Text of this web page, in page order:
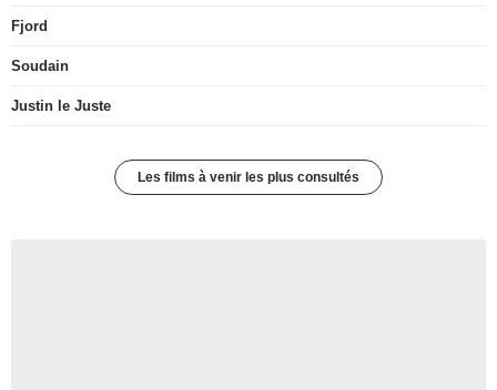
Fjord
Soudain
Justin le Juste
Les films à venir les plus consultés